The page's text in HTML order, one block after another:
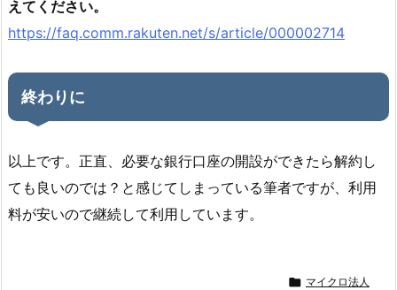
えてください。
https://faq.comm.rakuten.net/s/article/000002714
終わりに
以上です。正直、必要な銀行口座の開設ができたら解約し
ても良いのでは？と感じてしまっている筆者ですが、利用
料が安いので継続して利用しています。
 マイクロ法人